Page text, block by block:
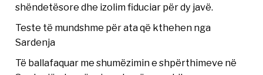
shëndetësore dhe izolim fiduciar për dy javë.
Teste të mundshme për ata që kthehen nga
Sardenja
Të ballafaquar me shumëzimin e shpërthimeve në